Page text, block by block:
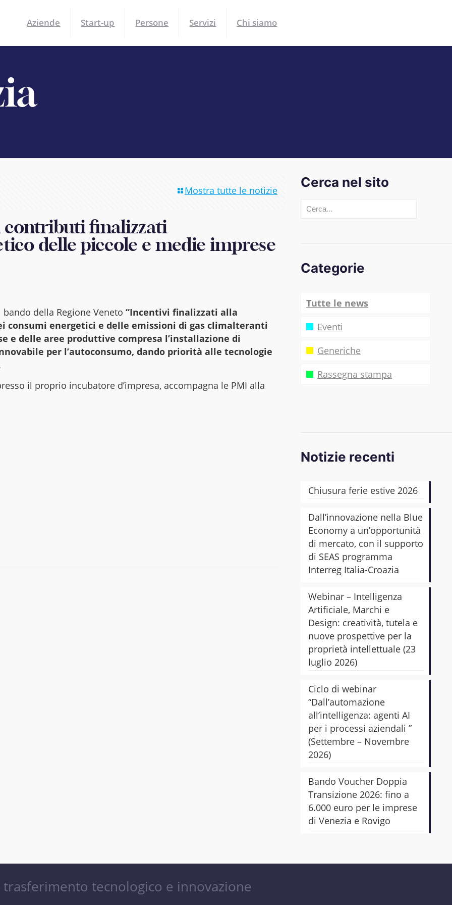
Aziende Start-up Persone Servizi Chi siamo
Mostra tutte le notizie
contributi finalizzati
delle piccole e medie imprese
bando della Regione Veneto “Incentivi finalizzati alla
consumi energetici e delle emissioni di gas climalteranti
e delle aree produttive compresa l’installazione di
per l’autoconsumo, dando priorità alle tecnologie
il proprio incubatore d’impresa, accompagna le PMI alla
Cerca nel sito
Cerca
Categorie
Tutte le news
Eventi
Generiche
Rassegna stampa
Notizie recenti
Chiusura ferie estive 2026
Dall’innovazione nella Blue
Economy a un’opportunità
di mercato, con il supporto
di SEAS programma
Interreg Italia-Croazia
Webinar – Intelligenza
Artificiale, Marchi e
Design: creatività, tutela e
nuove prospettive per la
proprietà intellettuale (23
luglio 2026)
Ciclo di webinar
“Dall’automazione
all’intelligenza: agenti AI
per i processi aziendali ”
(Settembre – Novembre
2026)
Bando Voucher Doppia
Transizione 2026: fino a
6.000 euro per le imprese
di Venezia e Rovigo
trasferimento tecnologico e innovazione